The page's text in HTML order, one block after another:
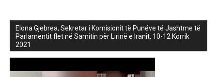
Elona Gjebrea, Sekretar i Komisionit të Punëve të Jashtme të
Parlamentit flet në Samitin për Lirinë e Iranit, 10-12 Korrik
2021